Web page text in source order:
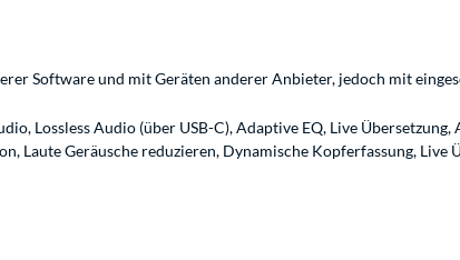
Software und mit Geräten anderer Anbieter, jedoch mit
Lossless Audio (über USB-C), Adaptive EQ, Live
Laute Geräusche redu­zieren, Dynamische Kopferfassung,